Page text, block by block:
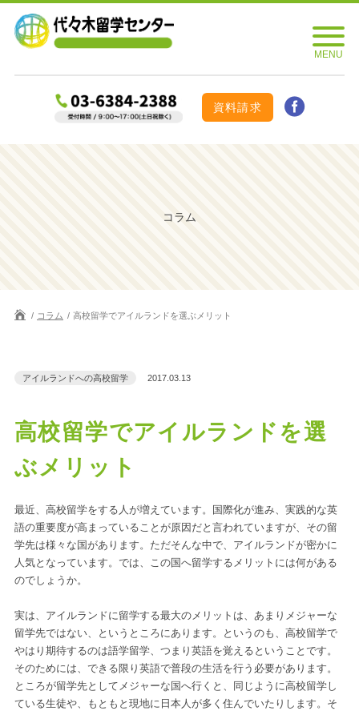
資料請求
コラム
コラム 高校留学でアイルランドを選ぶメリット
アイルランドへの高校留学 2017.03.13
高校留学でアイルランドを選
ぶメリット
最近、高校留学をする人が増えています。国際化が進み、実践的な英
語の重要度が高まっていることが原因だと言われていますが、その留
学先は様々な国があります。ただそんな中で、アイルランドが密かに
人気となっています。では、この国へ留学するメリットには何がある
のでしょうか。
実は、アイルランドに留学する最大のメリットは、あまりメジャーな
留学先ではない、というところにあります。というのも、高校留学で
やはり期待するのは語学留学、つまり英語を覚えるということです。
そのためには、できる限り英語で普段の生活を行う必要があります。
ところが留学先としてメジャーな国へ行くと、同じように高校留学し
ている生徒や、もともと現地に日本人が多く住んでいたりします。そ